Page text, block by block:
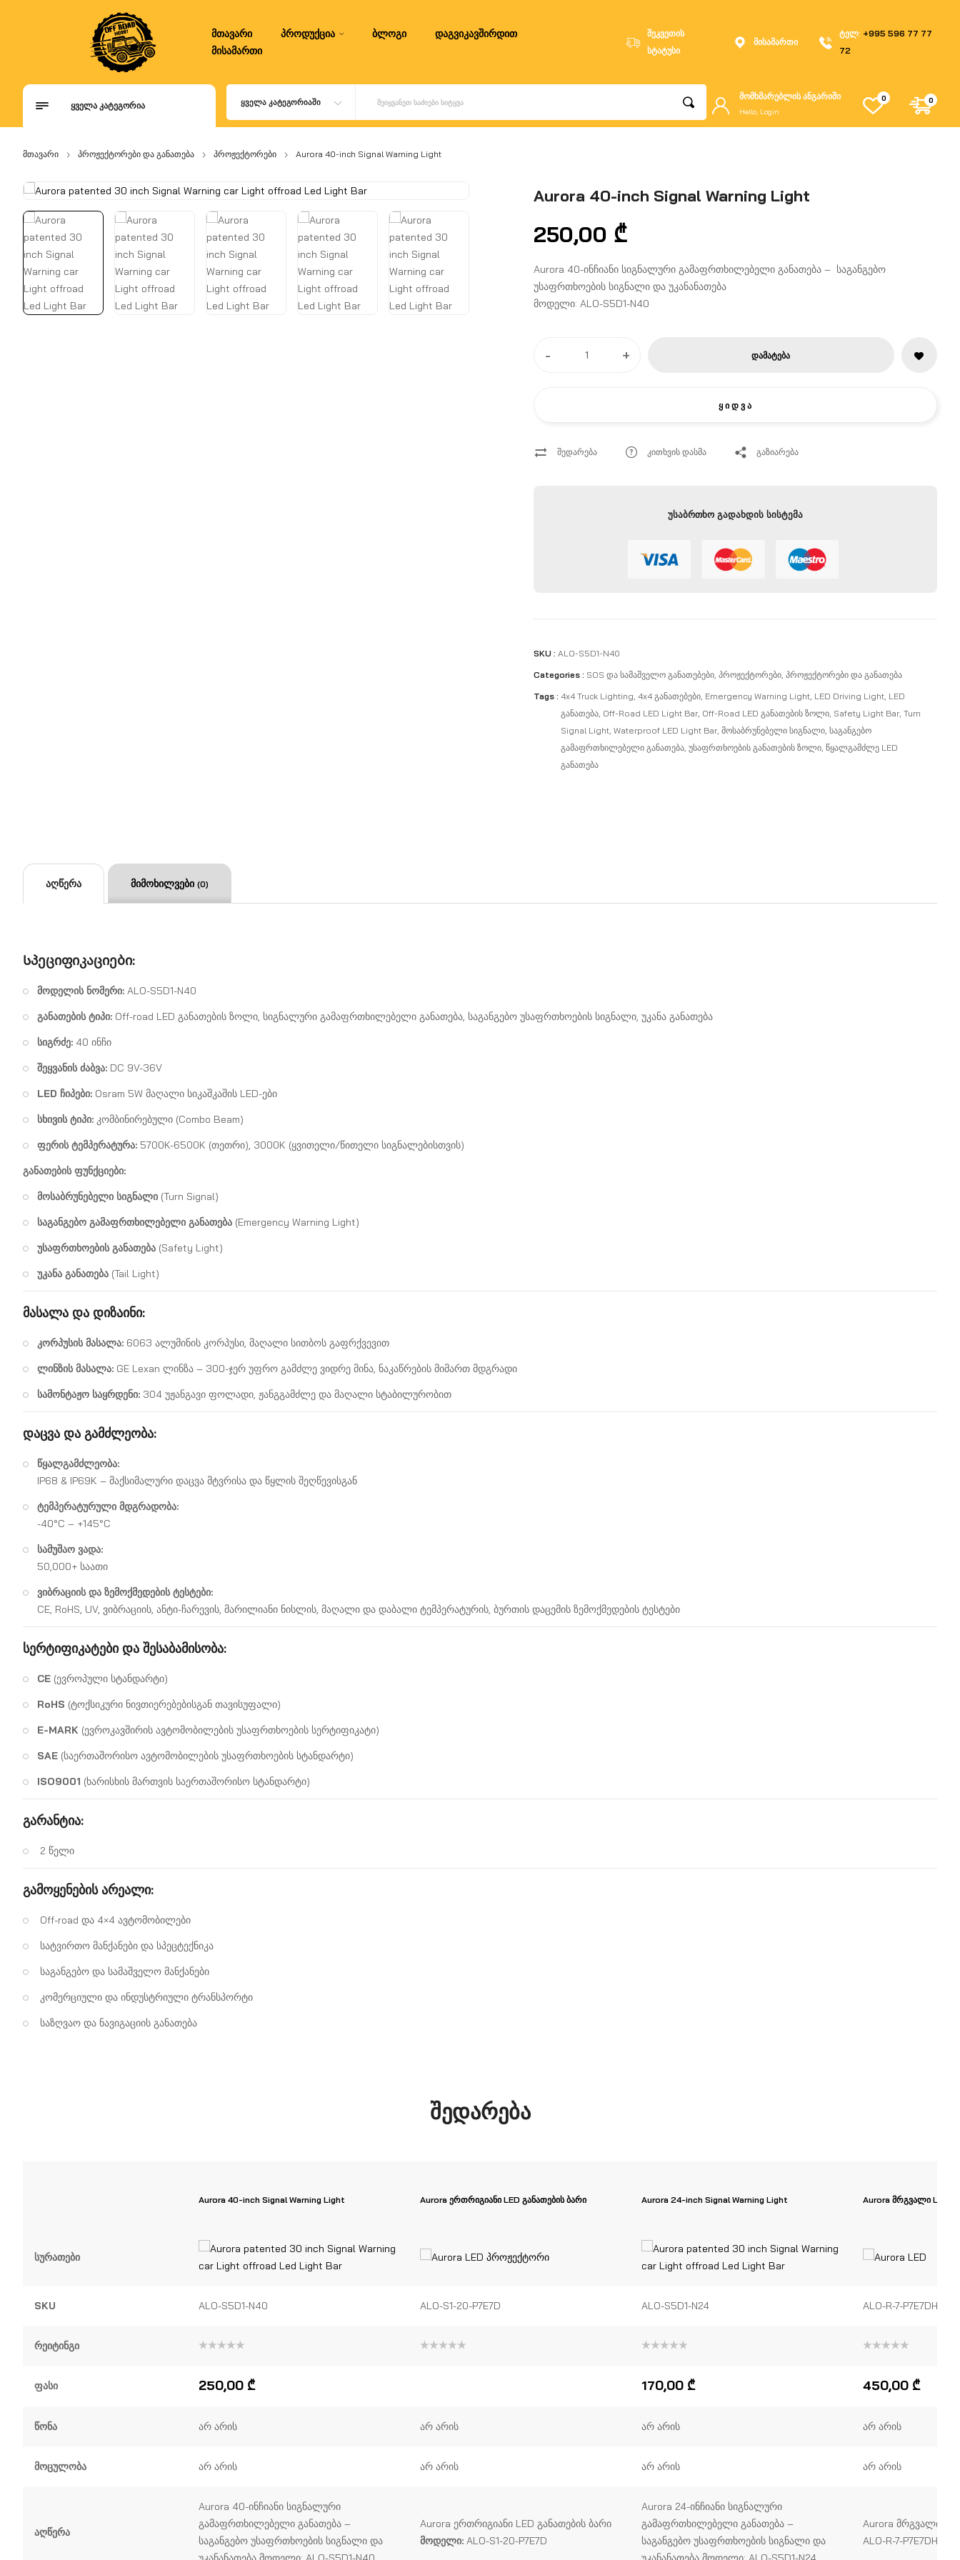
მთავარი პროდუქცია ბლოგი
დაგვიკავშირდით
მისამართი
შეკვეთის
სტატუსი
მისამართი
ტელ: +995 596 77 77
72
ᲧᲕᲔᲚᲐ ᲙᲐᲢᲔᲒᲝᲠᲘᲐᲨᲘ ᲨᲔᲘᲧᲕᲐᲜᲔᲗ ᲡᲐᲫᲘᲔᲑᲘ ᲡᲘᲢᲧᲕᲐ
მომხმარებლის ანგარიში
Hello, Login
0 0
ᲧᲕᲔᲚᲐ ᲙᲐᲢᲔᲒᲝᲠᲘᲐ
მთავარი პროჟექტორები და განათება პროჟექტორები Aurora 40-inch Signal Warning Light
Aurora 40-inch Signal Warning Light
250,00 ₾
Aurora 40-ინჩიანი სიგნალური გამაფრთხილებელი განათება – საგანგებო
უსაფრთხოების სიგნალი და უკანანათება
მოდელი: ALO-S5D1-N40
- + ᲓᲐᲛᲐᲢᲔᲑᲐ
Ყ Ი Დ Ვ Ა
შედარება კითხვის დასმა გაზიარება
უსაბრთხო გადახდის სისტემა
SKU : ALO-S5D1-N40
Categories : SOS Და Სამაშველო Განათებები, Პროჟექტორები, Პროჟექტორები Და Განათება
Tags : 4x4 Truck Lighting 4x4 Განათებები, Emergency Warning Light, LED Driving Light, LED
Განათება, Off-Road LED Light Bar, Off-Road LED Განათების Ზოლი, Safety Light Bar, Turn
Signal Light, Waterproof LED Light Bar, Მოსაბრუნებელი Სიგნალი, Საგანგებო
Გამაფრთხილებელი Განათება, Უსაფრთხოების Განათების Ზოლი, Წყალგამძლე LED
Განათება
აღწერა მიმოხილვები (0)
Სპეციფიკაციები:
მოდელის ნომერი: ALO-S5D1-N40
განათების ტიპი: Off-road LED განათების ზოლი, სიგნალური გამაფრთხილებელი განათება, საგანგებო უსაფრთხოების სიგნალი, უკანა განათება
სიგრძე: 40 ინჩი
შეყვანის ძაბვა: DC 9V-36V
LED ჩიპები: Osram 5W მაღალი სიკაშკაშის LED-ები
სხივის ტიპი: კომბინირებული (Combo Beam)
ფერის ტემპერატურა: 5700K-6500K (თეთრი), 3000K (ყვითელი/წითელი სიგნალებისთვის)
განათების ფუნქციები:
მოსაბრუნებელი სიგნალი (Turn Signal)
საგანგებო გამაფრთხილებელი განათება (Emergency Warning Light)
უსაფრთხოების განათება (Safety Light)
უკანა განათება (Tail Light)
მასალა და დიზაინი:
კორპუსის მასალა: 6063 ალუმინის კორპუსი, მაღალი სითბოს გაფრქვევით
ლინზის მასალა: GE Lexan ლინზა – 300-ჯერ უფრო გამძლე ვიდრე მინა, ნაკაწრების მიმართ მდგრადი
სამონტაჟო საყრდენი: 304 უჟანგავი ფოლადი, ჟანგგამძლე და მაღალი სტაბილურობით
დაცვა და გამძლეობა:
წყალგამძლეობა:
IP68 & IP69K – მაქსიმალური დაცვა მტვრისა და წყლის შეღწევისგან
ტემპერატურული მდგრადობა:
-40°C – +145°C
სამუშაო ვადა:
50,000+ საათი
ვიბრაციის და ზემოქმედების ტესტები:
CE, RoHS, UV, ვიბრაციის, ანტი-ჩარევის, მარილიანი ნისლის, მაღალი და დაბალი ტემპერატურის, ბურთის დაცემის ზემოქმედების ტესტები
სერტიფიკატები და შესაბამისობა:
CE (ევროპული სტანდარტი)
RoHS (ტოქსიკური ნივთიერებებისგან თავისუფალი)
E-MARK (ევროკავშირის ავტომობილების უსაფრთხოების სერტიფიკატი)
SAE (საერთაშორისო ავტომობილების უსაფრთხოების სტანდარტი)
ISO9001 (ხარისხის მართვის საერთაშორისო სტანდარტი)
გარანტია:
2 წელი
გამოყენების არეალი:
Off-road და 4×4 ავტომობილები
სატვირთო მანქანები და სპეცტექნიკა
საგანგებო და სამაშველო მანქანები
კომერციული და ინდუსტრიული ტრანსპორტი
საზღვაო და ნავიგაციის განათება
შედარება
Aurora 40-inch Signal Warning Light Aurora ერთრიგიანი LED განათების ბარი Aurora 24-inch Signal Warning Light Aurora მრგვალი LED
Სურათები
SKU ALO-S5D1-N40 ALO-S1-20-P7E7D ALO-S5D1-N24 ALO-R-7-P7E7DH
Რეიტინგი
დან
დან
დან
Ფასი 250,00 ₾ 170,00 ₾ 450,00 ₾
Წონა არ არის არ არის არ არის არ არის
Მოცულობა არ არის არ არის არ არის არ არის
Აღწერა
Aurora 40-ინჩიანი სიგნალური
გამაფრთხილებელი განათება –
საგანგებო უსაფრთხოების სიგნალი და
Aurora ერთრიგიანი LED განათების ბარი
მოდელი: ALO-S1-20-P7E7D
Aurora 24-ინჩიანი სიგნალური
გამაფრთხილებელი განათება –
საგანგებო უსაფრთხოების სიგნალი და
Aurora მრგვალი
ALO-R-7-P7E7DH